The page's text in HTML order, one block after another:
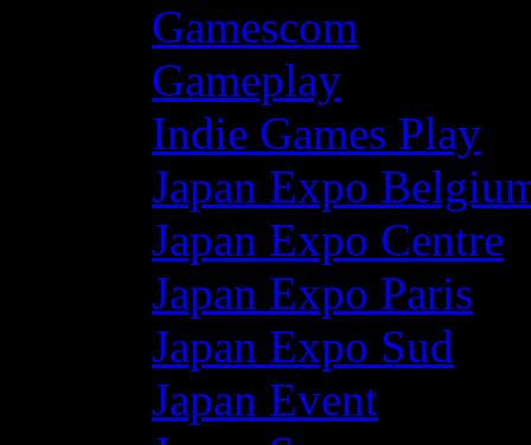
Gamescom
Gameplay
Indie Games Play
Japan Expo
Japan Expo Centre
Japan Expo Paris
Japan Expo Sud
Japan Event